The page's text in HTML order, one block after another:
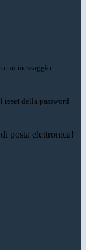
un messaggio
reset della password
posta elettronica!